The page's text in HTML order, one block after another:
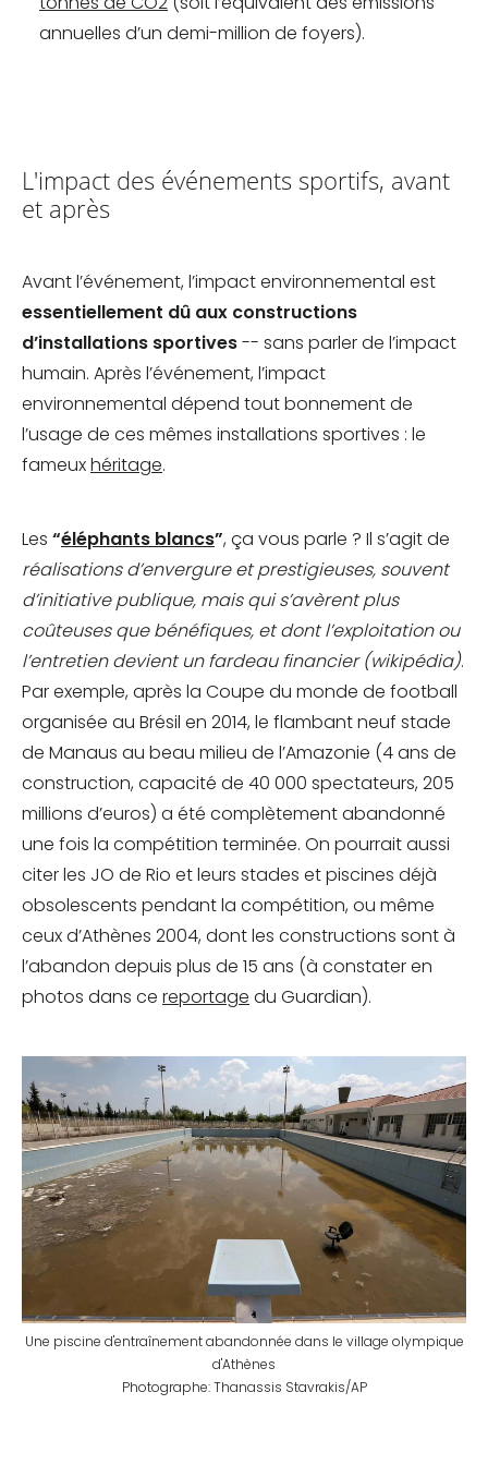
annuelles d’un demi-million de foyers).
L'impact des événements sportifs, avant
et après
Avant l’événement, l’impact environnemental est
essentiellement dû aux constructions
d’installations sportives-- sans parler de l’impact
humain. Après l’événement, l’impact
environnemental dépend tout bonnement de
l’usage de ces mêmes installations sportives : le
fameuxhéritage.
Les “éléphants blancs”, ça vous parle ? Il s’agit de
réalisations d’envergure et prestigieuses, souvent
d’initiative publique, mais qui s’avèrent plus
coûteuses que bénéfiques, et dont l’exploitation ou
l’entretien devient un fardeau financier (wikipédia).
Par exemple, après la Coupe du monde de football
organisée au Brésil en 2014, le flambant neuf stade
de Manaus au beau milieu de l’Amazonie (4 ans de
construction, capacité de 40 000 spectateurs, 205
millions d’euros) a été complètement abandonné
une fois la compétition terminée. On pourrait aussi
citer les JO de Rio et leurs stades et piscines déjà
obsolescents pendant la compétition, ou même
ceux d’Athènes 2004, dont les constructions sont à
l’abandon depuis plus de 15 ans (à constater en
photos dans ce reportage du Guardian).
Une piscine d'entraînement abandonnée dans le village olympique
d'Athènes
Photographe: Thanassis Stavrakis/AP